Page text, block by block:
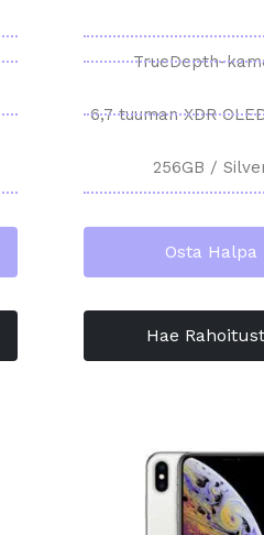
TrueDepth-
6,7 tuuman XDR
256GB /
Osta Halpa
Hae